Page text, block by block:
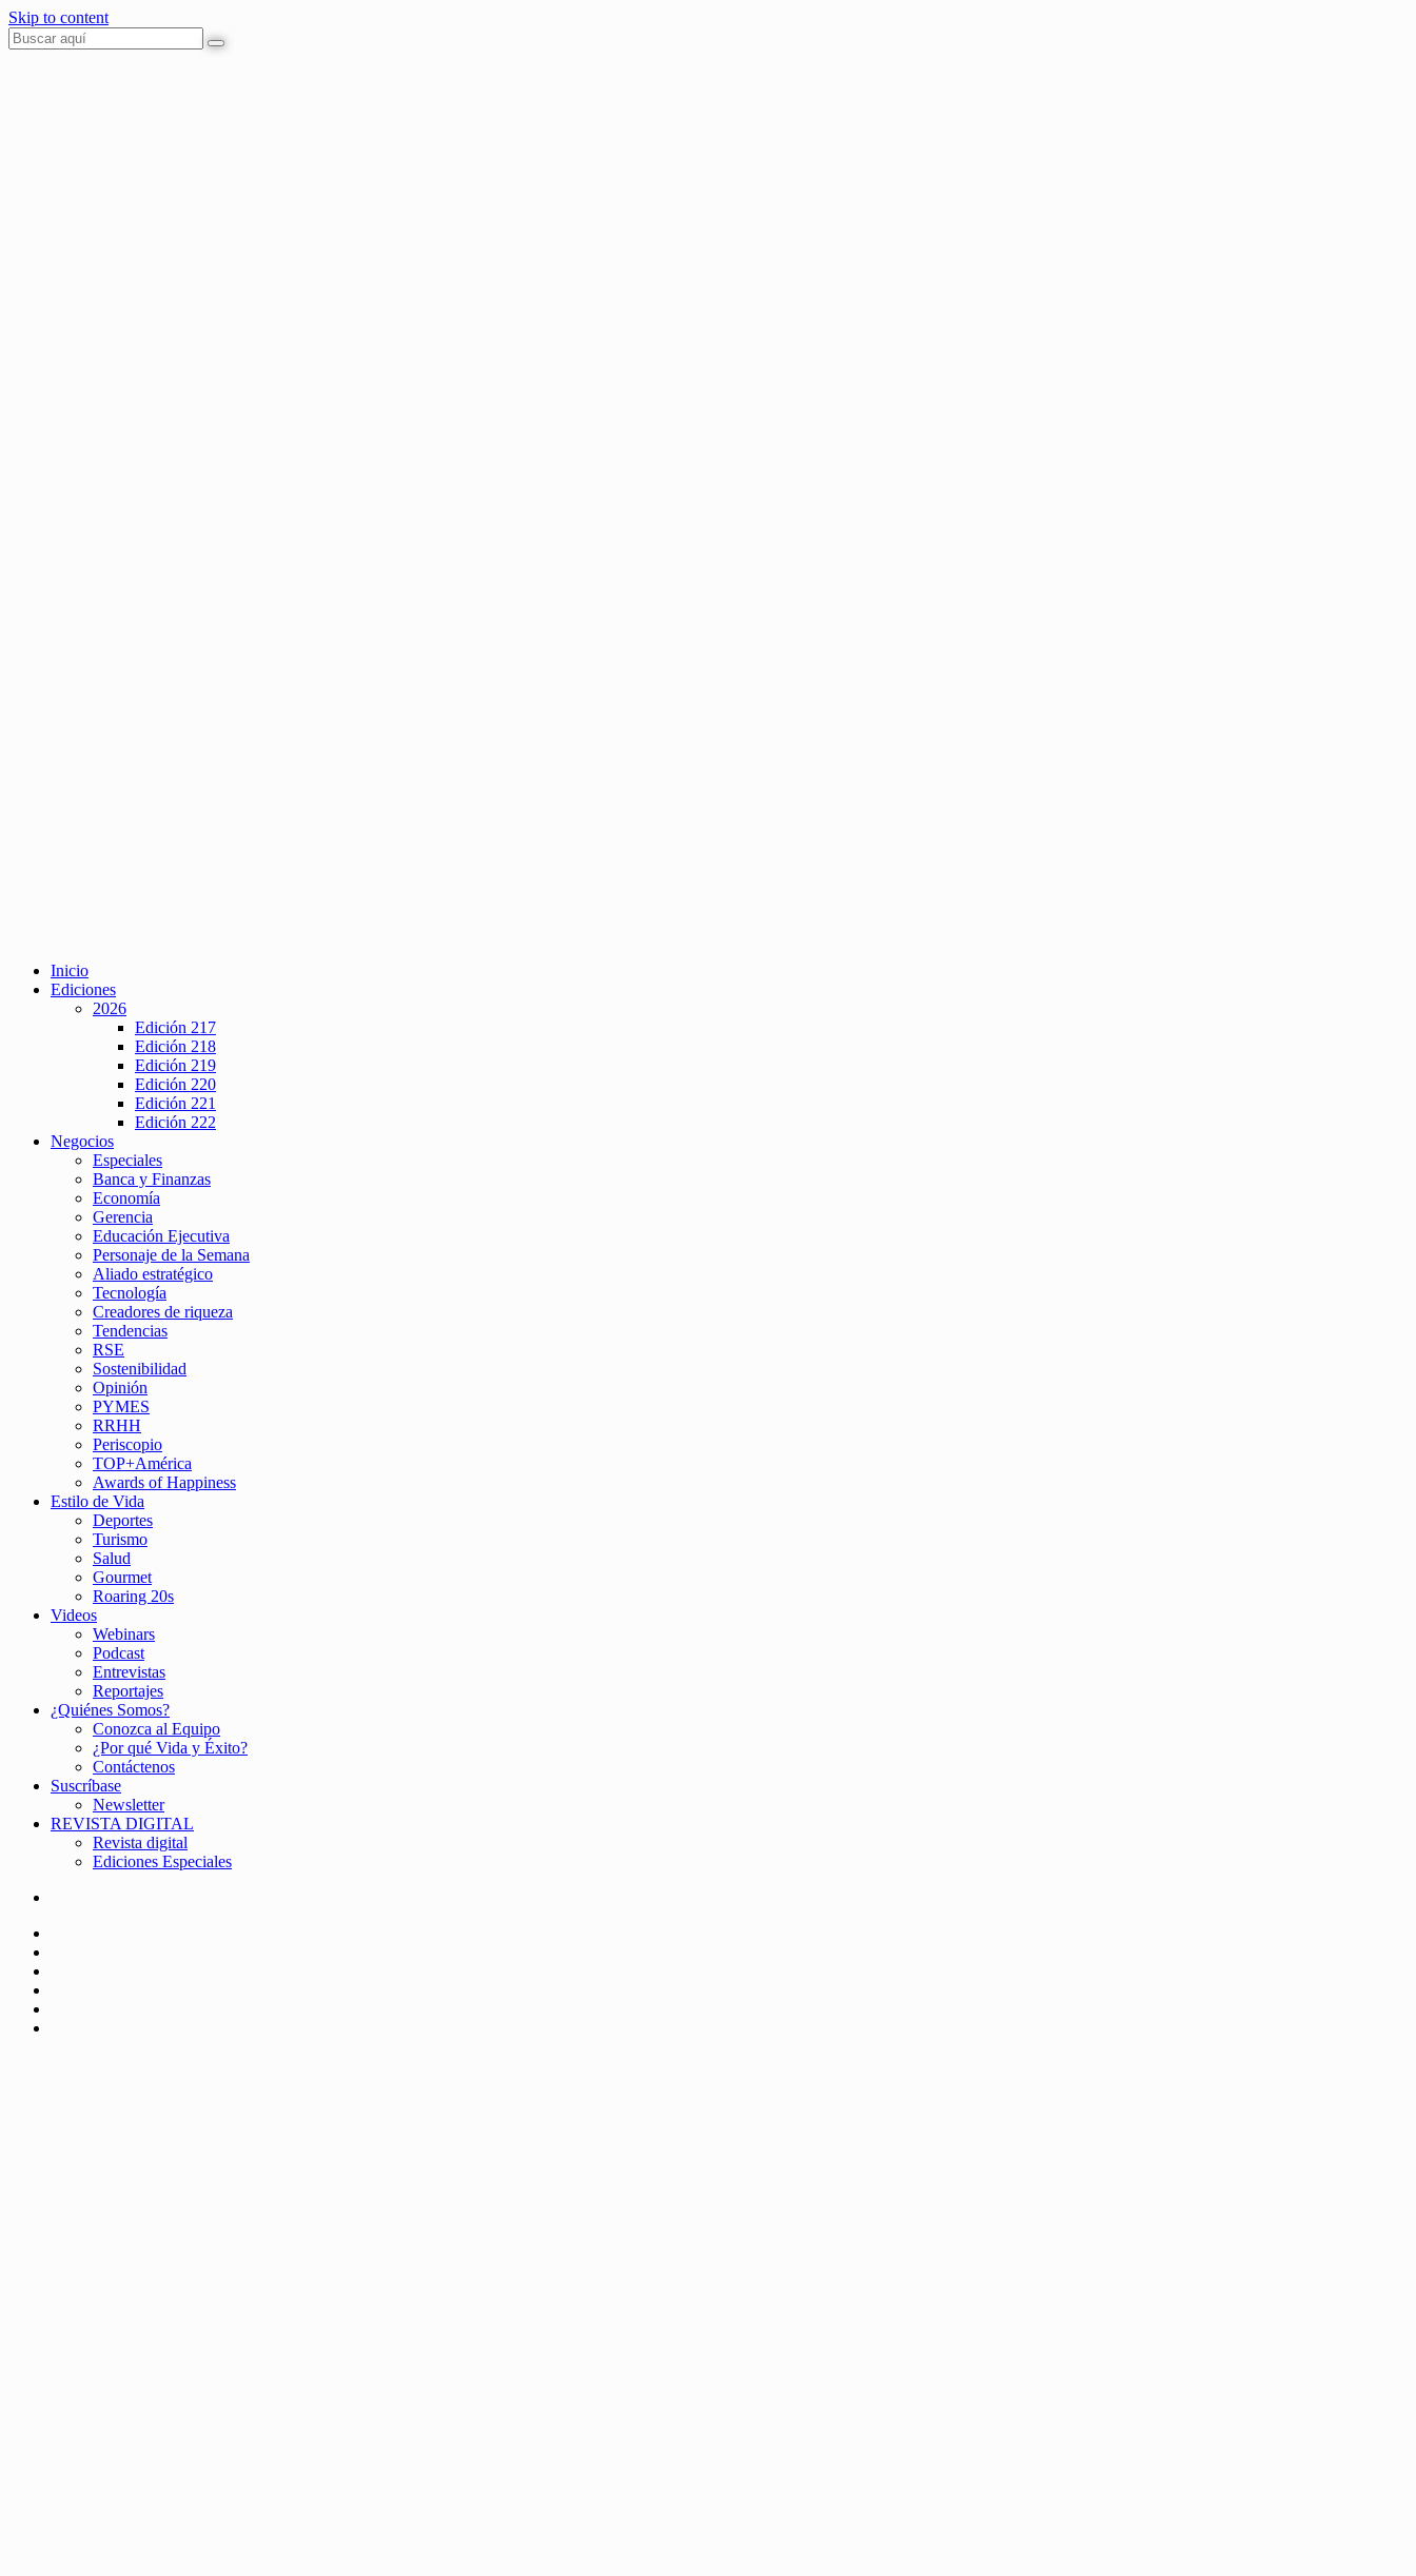
Skip to content
Inicio
Ediciones
2026
Edición 217
Edición 218
Edición 219
Edición 220
Edición 221
Edición 222
Negocios
Especiales
Banca y Finanzas
Economía
Gerencia
Educación Ejecutiva
Personaje de la Semana
Aliado estratégico
Tecnología
Creadores de riqueza
Tendencias
RSE
Sostenibilidad
Opinión
PYMES
RRHH
Periscopio
TOP+América
Awards of Happiness
Estilo de Vida
Deportes
Turismo
Salud
Gourmet
Roaring 20s
Videos
Webinars
Podcast
Entrevistas
Reportajes
¿Quiénes Somos?
Conozca al Equipo
¿Por qué Vida y Éxito?
Contáctenos
Suscríbase
Newsletter
REVISTA DIGITAL
Revista digital
Ediciones Especiales